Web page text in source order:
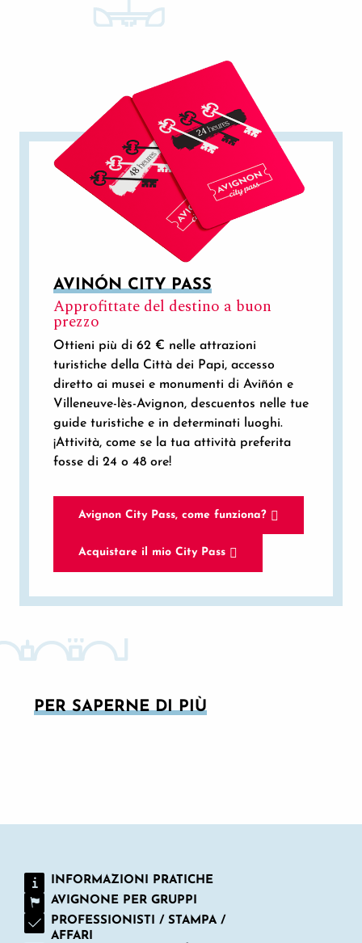
AVINÓN CITY PASS
Approfittate del destino a buon
prezzo
Ottieni più di 62 € nelle attrazioni
turistiche della Città dei Papi, accesso
diretto ai musei e monumenti di Aviñón e
Villeneuve-lès-Avignon, descuentos nelle tue
guide turistiche e in determinati luoghi.
¡Attività, come se la tua attività preferita
fosse di 24 o 48 ore!
Avignon City Pass, come funziona?
Acquistare il mio City Pass
PER SAPERNE DI PIÙ
INFORMAZIONI PRATICHE
AVIGNONE PER GRUPPI
PROFESSIONISTI / STAMPA /
AFFARI